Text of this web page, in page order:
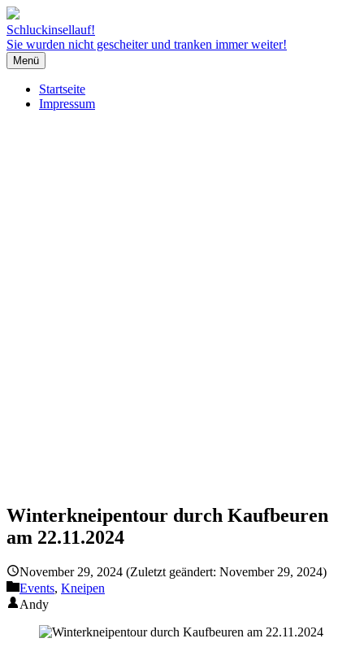
Schluckinsellauf!
Sie wurden nicht gescheiter und tranken immer weiter!
Menü
Startseite
Impressum
Winterkneipentour durch Kaufbeuren
am 22.11.2024
November 29, 2024 (Zuletzt geändert: November 29, 2024)
Events, Kneipen
Andy